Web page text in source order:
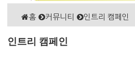
홈 커뮤니티 인트리 캠페인
인트리 캠페인